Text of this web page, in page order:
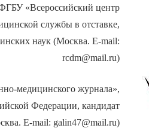
«Всероссийский центр
службы в отставке,
наук (Москва. E-mail:
rcdm@mail.ru)
медицинского журнала»,
Федерации, кандидат
E-mail: galin47@mail.ru)